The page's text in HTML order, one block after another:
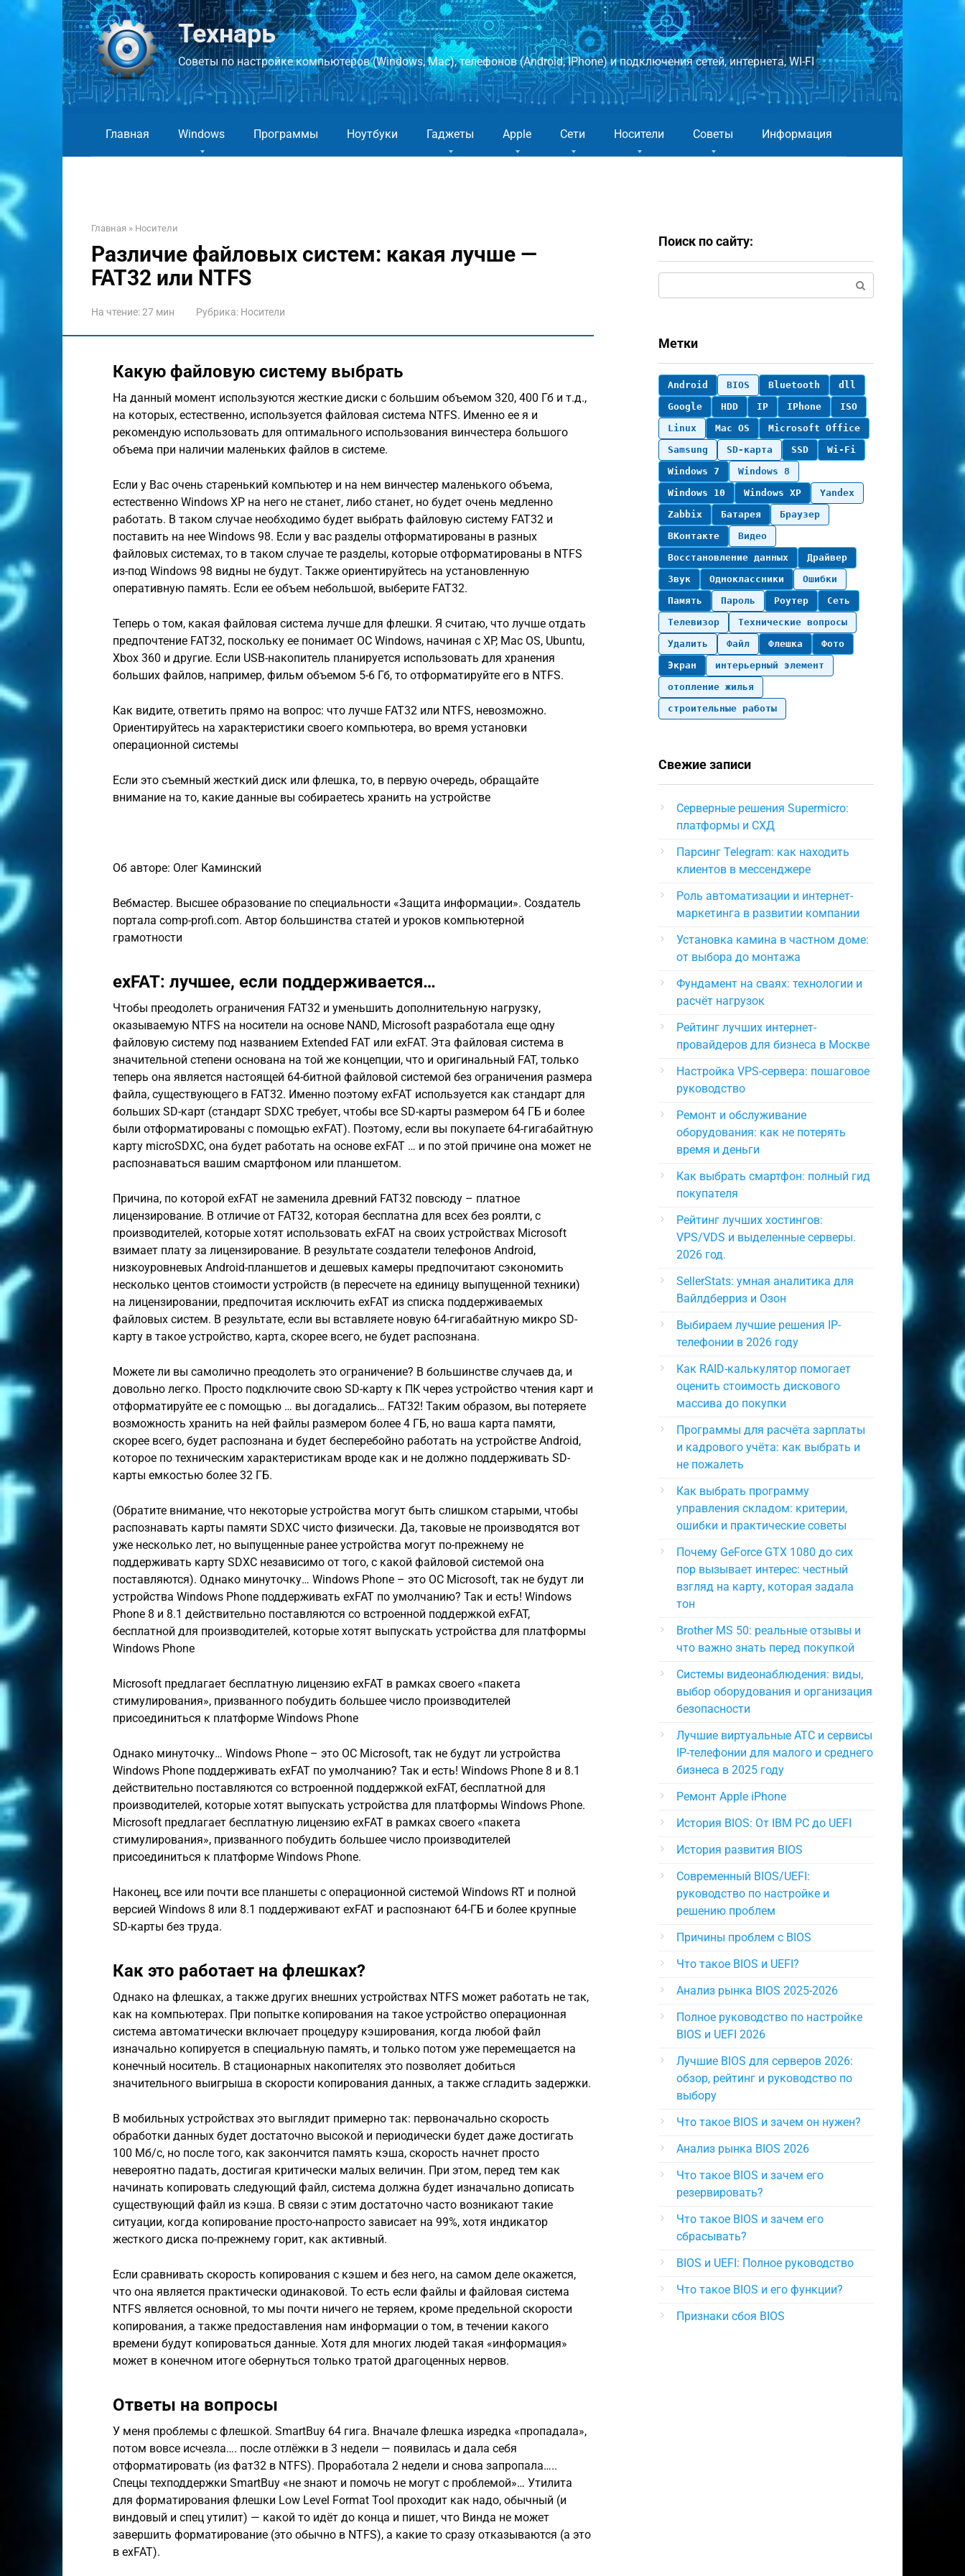
Перейти
Технарь
Советы по настройке компьютеров (Windows, Mac), телефонов (Android, IPhone) и подключения сетей, интернета, WI-FI
Главная Windows Программы Ноутбуки Гаджеты Apple Сети Носители Советы Информация
Главная » Носители
Различие файловых систем: какая лучше —
FAT32 или NTFS
На чтение:27 мин Рубрика: Носители
Какую файловую систему выбрать
На данный момент используются жесткие диски с большим объемом 320, 400 Гб и т.д.,
на которых, естественно, используется файловая система NTFS. Именно ее я и
рекомендую использовать для оптимального использования винчестера большого
объема при наличии маленьких файлов в системе.
Если у Вас очень старенький компьютер и на нем винчестер маленького объема,
естественно Windows XP на него не станет, либо станет, но будет очень медленно
работать. В таком случае необходимо будет выбрать файловую систему FAT32 и
поставить на нее Windows 98. Если у вас разделы отформатированы в разных
файловых системах, то в таком случае те разделы, которые отформатированы в NTFS
из-под Windows 98 видны не будут. Также ориентируйтесь на установленную
оперативную память. Если ее объем небольшой, выберите FAT32.
Теперь о том, какая файловая система лучше для флешки. Я считаю, что лучше отдать
предпочтение FAT32, поскольку ее понимает ОС Windows, начиная с XP, Mac OS, Ubuntu,
Xbox 360 и другие. Если USB-накопитель планируется использовать для хранения
больших файлов, например, фильм объемом 5-6 Гб, то отформатируйте его в NTFS.
Как видите, ответить прямо на вопрос: что лучше FAT32 или NTFS, невозможно.
Ориентируйтесь на характеристики своего компьютера, во время установки
операционной системы
Если это съемный жесткий диск или флешка, то, в первую очередь, обращайте
внимание на то, какие данные вы собираетесь хранить на устройстве
Об авторе: Олег Каминский
Вебмастер. Высшее образование по специальности «Защита информации». Создатель
портала comp-profi.com. Автор большинства статей и уроков компьютерной
грамотности
exFAT: лучшее, если поддерживается…
Чтобы преодолеть ограничения FAT32 и уменьшить дополнительную нагрузку,
оказываемую NTFS на носители на основе NAND, Microsoft разработала еще одну
файловую систему под названием Extended FAT или exFAT. Эта файловая система в
значительной степени основана на той же концепции, что и оригинальный FAT, только
теперь она является настоящей 64-битной файловой системой без ограничения размера
файла, существующего в FAT32. Именно поэтому exFAT используется как стандарт для
больших SD-карт (стандарт SDXC требует, чтобы все SD-карты размером 64 ГБ и более
были отформатированы с помощью exFAT). Поэтому, если вы покупаете 64-гигабайтную
карту microSDXC, она будет работать на основе exFAT … и по этой причине она может не
распознаваться вашим смартфоном или планшетом.
Причина, по которой exFAT не заменила древний FAT32 повсюду – платное
лицензирование. В отличие от FAT32, которая бесплатна для всех без роялти, с
производителей, которые хотят использовать exFAT на своих устройствах Microsoft
взимает плату за лицензирование. В результате создатели телефонов Android,
низкоуровневых Android-планшетов и дешевых камеры предпочитают сэкономить
несколько центов стоимости устройств (в пересчете на единицу выпущенной техники)
на лицензировании, предпочитая исключить exFAT из списка поддерживаемых
файловых систем. В результате, если вы вставляете новую 64-гигабайтную микро SD-
карту в такое устройство, карта, скорее всего, не будет распознана.
Можете ли вы самолично преодолеть это ограничение? В большинстве случаев да, и
довольно легко. Просто подключите свою SD-карту к ПК через устройство чтения карт и
отформатируйте ее с помощью … вы догадались… FAT32! Таким образом, вы потеряете
возможность хранить на ней файлы размером более 4 ГБ, но ваша карта памяти,
скорее всего, будет распознана и будет бесперебойно работать на устройстве Android,
которое по техническим характеристикам вроде как и не должно поддерживать SD-
карты емкостью более 32 ГБ.
(Обратите внимание, что некоторые устройства могут быть слишком старыми, чтобы
распознавать карты памяти SDXC чисто физически. Да, таковые не производятся вот
уже несколько лет, но выпущенные ранее устройства могут по-прежнему не
поддерживать карту SDXC независимо от того, с какой файловой системой она
поставляются). Однако минуточку… Windows Phone – это ОС Microsoft, так не будут ли
устройства Windows Phone поддерживать exFAT по умолчанию? Так и есть! Windows
Phone 8 и 8.1 действительно поставляются со встроенной поддержкой exFAT,
бесплатной для производителей, которые хотят выпускать устройства для платформы
Windows Phone
Microsoft предлагает бесплатную лицензию exFAT в рамках своего «пакета
стимулирования», призванного побудить большее число производителей
присоединиться к платформе Windows Phone
Однако минуточку… Windows Phone – это ОС Microsoft, так не будут ли устройства
Windows Phone поддерживать exFAT по умолчанию? Так и есть! Windows Phone 8 и 8.1
действительно поставляются со встроенной поддержкой exFAT, бесплатной для
производителей, которые хотят выпускать устройства для платформы Windows Phone.
Microsoft предлагает бесплатную лицензию exFAT в рамках своего «пакета
стимулирования», призванного побудить большее число производителей
присоединиться к платформе Windows Phone.
Наконец, все или почти все планшеты с операционной системой Windows RT и полной
версией Windows 8 или 8.1 поддерживают exFAT и распознают 64-ГБ и более крупные
SD-карты без труда.
Как это работает на флешках?
Однако на флешках, а также других внешних устройствах NTFS может работать не так,
как на компьютерах. При попытке копирования на такое устройство операционная
система автоматически включает процедуру кэширования, когда любой файл
изначально копируется в специальную память, и только потом уже перемещается на
конечный носитель. В стационарных накопителях это позволяет добиться
значительного выигрыша в скорости копирования данных, а также сгладить задержки.
В мобильных устройствах это выглядит примерно так: первоначально скорость
обработки данных будет достаточно высокой и периодически будет даже достигать
100 Мб/с, но после того, как закончится память кэша, скорость начнет просто
невероятно падать, достигая критически малых величин. При этом, перед тем как
начинать копировать следующий файл, система должна будет изначально дописать
существующий файл из кэша. В связи с этим достаточно часто возникают такие
ситуации, когда копирование просто-напросто зависает на 99%, хотя индикатор
жесткого диска по-прежнему горит, как активный.
Если сравнивать скорость копирования с кэшем и без него, на самом деле окажется,
что она является практически одинаковой. То есть если файлы и файловая система
NTFS является основной, то мы почти ничего не теряем, кроме предельной скорости
копирования, а также предоставления нам информации о том, в течении какого
времени будут копироваться данные. Хотя для многих людей такая «информация»
может в конечном итоге обернуться только тратой драгоценных нервов.
Ответы на вопросы
У меня проблемы с флешкой. SmartBuy 64 гига. Вначале флешка изредка «пропадала»,
потом вовсе исчезла…. после отлёжки в 3 недели — появилась и дала себя
отформатировать (из фат32 в NTFS). Проработала 2 недели и снова запропала…..
Спецы техподдержки SmartBuy «не знают и помочь не могут с проблемой»… Утилита
для форматирования флешки Low Level Format Tool проходит как надо, обычный (и
виндовый и спец утилит) — какой то идёт до конца и пишет, что Винда не может
завершить форматирование (это обычно в NTFS), а какие то сразу отказываются (а это
в exFAT).
Поиск по сайту:
Метки
Android BIOS Bluetooth
dll
Google
HDD IP IPhone
ISO
Linux
Mac OS
Microsoft Office
Samsung
SD-карта SSD
Wi-Fi
Windows 7
Windows 8
Windows 10
Windows XP
Yandex
Zabbix
Батарея
Браузер
ВКонтакте
Видео
Восстановление данных
Драйвер
Звук
Одноклассники
Ошибки
Память
Пароль Роутер
Сеть
Телевизор
Технические вопросы
Удалить
Файл Флешка
Фото
Экран
интерьерный элемент
отопление жилья
строительные работы
Свежие записи
Серверные решения Supermicro:
платформы и СХД
Парсинг Telegram: как находить
клиентов в мессенджере
Роль автоматизации и интернет-
маркетинга в развитии компании
Установка камина в частном доме:
от выбора до монтажа
Фундамент на сваях: технологии и
расчёт нагрузок
Рейтинг лучших интернет-
провайдеров для бизнеса в Москве
Настройка VPS-сервера: пошаговое
руководство
Ремонт и обслуживание
оборудования: как не потерять
время и деньги
Как выбрать смартфон: полный гид
покупателя
Рейтинг лучших хостингов:
VPS/VDS и выделенные серверы.
2026 год.
SellerStats: умная аналитика для
Вайлдберриз и Озон
Выбираем лучшие решения IP-
телефонии в 2026 году
Как RAID-калькулятор помогает
оценить стоимость дискового
массива до покупки
Программы для расчёта зарплаты
и кадрового учёта: как выбрать и
не пожалеть
Как выбрать программу
управления складом: критерии,
ошибки и практические советы
Почему GeForce GTX 1080 до сих
пор вызывает интерес: честный
взгляд на карту, которая задала
тон
Brother MS 50: реальные отзывы и
что важно знать перед покупкой
Системы видеонаблюдения: виды,
выбор оборудования и организация
безопасности
Лучшие виртуальные АТС и сервисы
IP-телефонии для малого и среднего
бизнеса в 2025 году
Ремонт Apple iPhone
История BIOS: От IBM PC до UEFI
История развития BIOS
Современный BIOS/UEFI:
руководство по настройке и
решению проблем
Причины проблем с BIOS
Что такое BIOS и UEFI?
Анализ рынка BIOS 2025-2026
Полное руководство по настройке
BIOS и UEFI 2026
Лучшие BIOS для серверов 2026:
обзор, рейтинг и руководство по
выбору
Что такое BIOS и зачем он нужен?
Анализ рынка BIOS 2026
Что такое BIOS и зачем его
резервировать?
Что такое BIOS и зачем его
сбрасывать?
BIOS и UEFI: Полное руководство
Что такое BIOS и его функции?
Признаки сбоя BIOS